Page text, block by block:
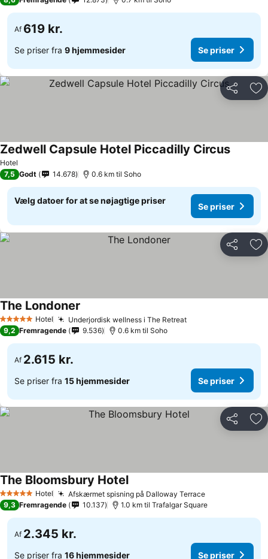
Af 619 kr.
Se priser fra 9 hjemmesider Se priser
Del
Hotel
Zedwell Capsule Hotel Piccadilly CircusSe
7,5 Godt 14.678 0.6 km til Soho
Vælg datoer for at se nøjagtige priser
Se priser
Del
5 Stjerner Hotel Underjordisk wellness i The RetreatSe priser
The Londoner
9,2 Fremragende 9.536 0.6 km til Soho
Af 2.615 kr.
Se priser fra 15 hjemmesider Se priser
Del
5 Stjerner Hotel Afskærmet spisning på Dalloway TerraceSe priser
The Bloomsbury HotelSe priser
9,3 Fremragende 10.137 1.0 km til Trafalgar Square
Af 2.345 kr.
Se priser fra 16 hjemmesider Se priser